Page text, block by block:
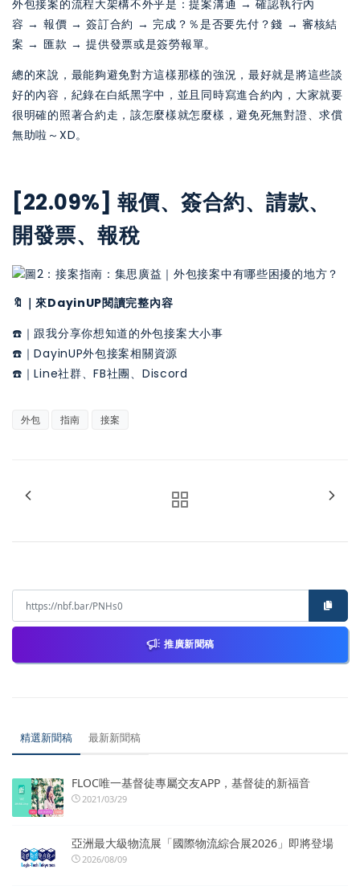
外包接案的流程大架構不外乎是：提案溝通 → 確認執行內
容 → 報價 → 簽訂合約 → 完成？％是否要先付？錢 → 審核結
案 → 匯款 → 提供發票或是簽勞報單。
總的來說，最能夠避免對方這樣那樣的強況，最好就是將這些談
好的內容，紀錄在白紙黑字中，並且同時寫進合約內，大家就要
很明確的照著合約走，該怎麼樣就怎麼樣，避免死無對證、求償
無助啦～XD。
[22.09%] 報價、簽合約、請款、
開發票、報稅
🔖｜來DayinUP閱讀完整內容
☎️｜跟我分享你想知道的外包接案大小事
☎️｜DayinUP外包接案相關資源
☎️｜Line社群、FB社團、Discord
外包 指南 接案
推廣新聞稿
精選新聞稿 最新新聞稿
FLOC唯一基督徒專屬交友APP，基督徒的新福音
2021/03/29
亞洲最大級物流展「國際物流綜合展2026」即將登場
2026/08/09